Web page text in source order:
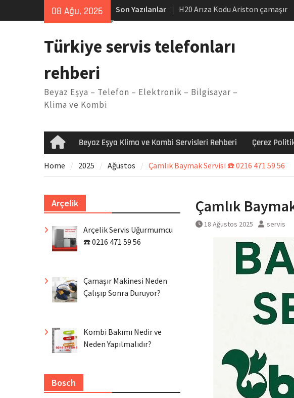
08 Ağu, 2026 Son Yazılanlar
H20 Arıza Kodu Ariston çamaşır
makinesi Sorunu
Arçelik buzdolabı F5 Hatası Çözüm
Ferroli klima E3 Arızası Çözümü
Türkiye servis telefonları
rehberi
Beyaz Eşya – Telefon – Elektronik – Bilgisayar –
Klima ve Kombi
HomeBeyaz Eşya Klima ve Kombi Servisleri Rehberi Çerez
Home 2025 Ağustos Çamlık Baymak Servisi ☎️ 0216 471 59 56
Çamlık
18 Ağustos 2025 servis
Arçelik
Arçelik Servis Uğurmumcu
☎️ 0216 471 59 56
Çamaşır Makinesi Neden
Çalışıp Sonra Duruyor?
Kombi Bakımı Nedir ve
Neden Yapılmalıdır?
Bosch